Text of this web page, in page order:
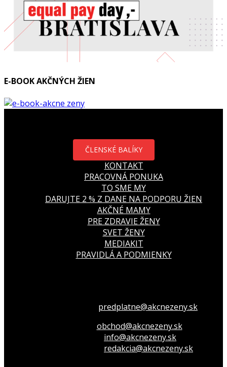
E-BOOK AKČNÝCH ŽIEN
ČLENSKÉ BALÍKY
KONTAKT
PRACOVNÁ PONUKA
TO SME MY
DARUJTE 2 % Z DANE NA PODPORU ŽIEN
AKČNÉ MAMY
PRE ZDRAVIE ŽENY
SVET ŽENY
MEDIAKIT
PRAVIDLÁ A PODMIENKY
predplatne@akcnezeny.sk
obchod@akcnezeny.sk
info@akcnezeny.sk
redakcia@akcnezeny.sk